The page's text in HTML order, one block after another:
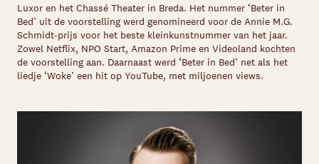
Luxor en het Chassé Theater in Breda. Het nummer ‘Beter in
Bed’ uit de voorstelling werd genomineerd voor de Annie M.G.
Schmidt-prijs voor het beste kleinkunstnummer van het jaar.
Zowel Netflix, NPO Start, Amazon Prime en Videoland kochten
de voorstelling aan. Daarnaast werd ‘Beter in Bed’ net als het
liedje ‘Woke’ een hit op YouTube, met miljoenen views.